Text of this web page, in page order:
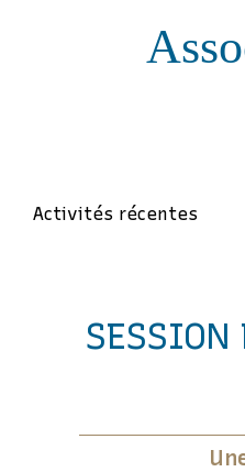
Activités récentes
SESSION